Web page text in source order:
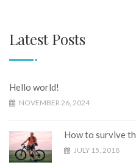
Latest Posts
Hello world!
NOVEMBER 26, 2024
How to survive
JULY 15, 2018